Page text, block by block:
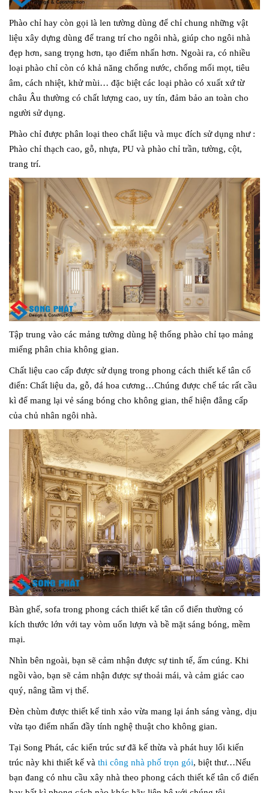
Phào chỉ hay còn gọi là len tường dùng để chỉ chung những vật
liệu xây dựng dùng để trang trí cho ngôi nhà, giúp cho ngôi nhà
đẹp hơn, sang trọng hơn, tạo điểm nhấn hơn. Ngoài ra, có nhiều
loại phào chỉ còn có khả năng chống nước, chống mối mọt, tiêu
âm, cách nhiệt, khử mùi… đặc biệt các loại phào có xuất xứ từ
châu Âu thường có chất lượng cao, uy tín, đảm bảo an toàn cho
người sử dụng.
Phào chỉ được phân loại theo chất liệu và mục đích sử dụng như :
Phào chỉ thạch cao, gỗ, nhựa, PU và phào chỉ trần, tường, cột,
trang trí.
Tập trung vào các mảng tường dùng hệ thống phào chỉ tạo mảng
miếng phân chia không gian.
Chất liệu cao cấp được sử dụng trong phong cách thiết kế tân cổ
điển: Chất liệu da, gỗ, đá hoa cương…Chúng được chế tác rất cầu
kì để mang lại vẻ sáng bóng cho không gian, thể hiện đẳng cấp
của chủ nhân ngôi nhà.
Bàn ghế, sofa trong phong cách thiết kế tân cổ điển thường có
kích thước lớn với tay vòm uốn lượn và bề mặt sáng bóng, mềm
mại.
Nhìn bên ngoài, bạn sẽ cảm nhận được sự tinh tế, ấm cúng. Khi
ngồi vào, bạn sẽ cảm nhận được sự thoải mái, và cảm giác cao
quý, nâng tầm vị thế.
Đèn chùm được thiết kế tinh xảo vừa mang lại ánh sáng vàng, dịu
vừa tạo điểm nhấn đầy tính nghệ thuật cho không gian.
Tại Song Phát, các kiến trúc sư đã kế thừa và phát huy lối kiến
trúc này khi thiết kế và thi công nhà phố trọn gói, biệt thư…Nếu
bạn đang có nhu cầu xây nhà theo phong cách thiết kế tân cổ điển